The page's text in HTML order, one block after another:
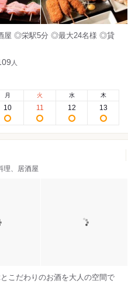
屋 ◎栄駅5分 ◎最大24名様 ◎貸
人
月
10
火
11
水
12
木
13
理、居酒屋
こだわりのお酒を大人の空間で